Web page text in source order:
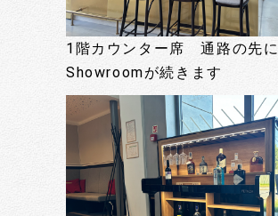
1階カウンター席 通路の先に
Showroomが続きます